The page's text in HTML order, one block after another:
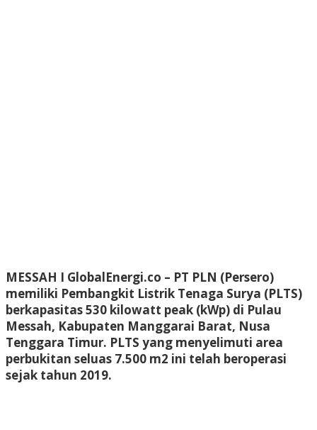
MESSAH I GlobalEnergi.co – PT PLN (Persero)
memiliki Pembangkit Listrik Tenaga Surya (PLTS)
berkapasitas 530 kilowatt peak (kWp) di Pulau
Messah, Kabupaten Manggarai Barat, Nusa
Tenggara Timur. PLTS yang menyelimuti area
perbukitan seluas 7.500 m2 ini telah beroperasi
sejak tahun 2019.